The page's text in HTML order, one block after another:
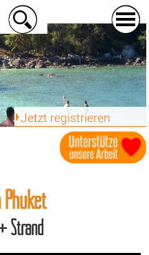
Jetzt registrieren
Strand